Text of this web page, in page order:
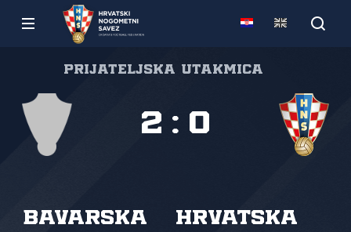
Prijateljska utakmica
Bavarska Hrvatska
2 : 0